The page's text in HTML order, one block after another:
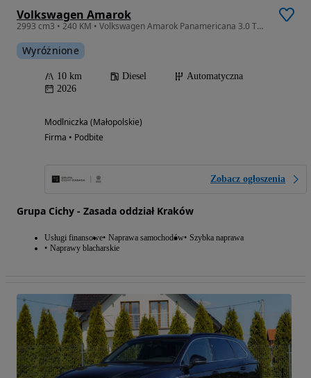
Volkswagen Amarok
2993 cm3 • 240 KM • Volkswagen Amarok Panamericana 3.0 TDI 240KM 4MOTION RP2026
Wyróżnione
10 km Diesel
Automatyczna
2026
Modlniczka (Małopolskie)
Firma • Podbite
Zobacz ogłoszenia
Grupa Cichy - Zasada oddział Kraków
Usługi finansowe Naprawa samochodów Szybka naprawa
Naprawy blacharskie